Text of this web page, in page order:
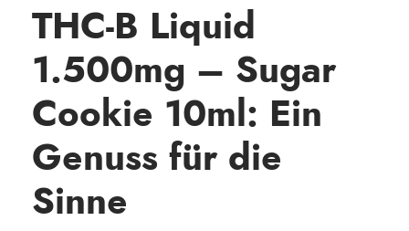
THC-B Liquid
1.500mg – Sugar
Cookie 10ml: Ein
Genuss für die
Sinne